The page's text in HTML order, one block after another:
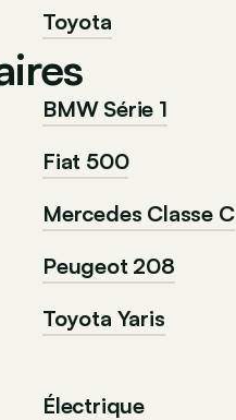
Toyota
BMW Série 1
Fiat 500
Mercedes Classe C
Peugeot 208
Toyota Yaris
Électrique